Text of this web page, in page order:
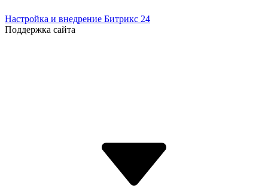
Настройка и внедрение Битрикс 24
Поддержка сайта